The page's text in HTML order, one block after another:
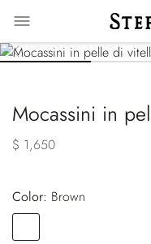
Mocassini in
$ 1,650
Color:
brown